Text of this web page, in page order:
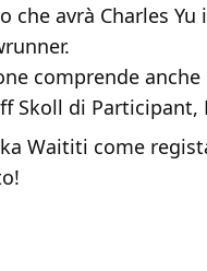
che avrà Charles
comprende anche
Skoll di
Waititi come